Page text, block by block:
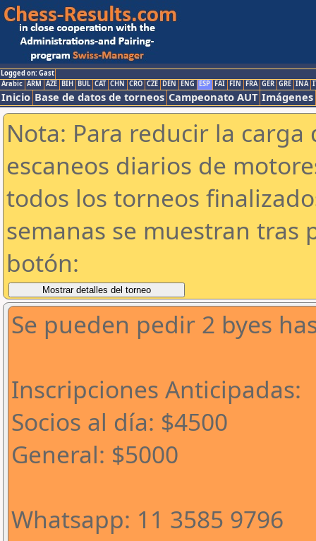
Logged on: Gast
Arabic ARM AZE BIH BUL CAT CHN CRO CZE DEN ENG ESP FAI FIN FRA GER GRE INA
Inicio Base de datos de torneos Campeonato AUT Imágenes
Nota: Para reducir la
escaneos diarios de
todos los torneos
semanas se muestran tras
botón:
Se pueden pedir 2 byes
Inscripciones Anticipadas:
Socios al día: $4500
General: $5000
Whatsapp: 11 3585 9796